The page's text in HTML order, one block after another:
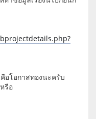
อโอกาสทองนะครับ
รือ